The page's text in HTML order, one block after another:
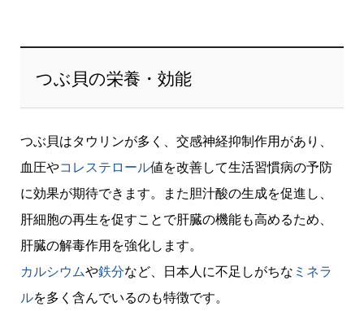
つぶ貝の栄養・効能
つぶ貝はタウリンが多く、交感神経抑制作用があり、
血圧やコレステロール値を改善して生活習慣病の予防
に効果が期待できます。また胆汁酸の生成を促進し、
肝細胞の再生を促すことで肝臓の機能も高めるため、
肝臓の解毒作用を強化します。
カルシウムや鉄分など、日本人に不足しがちな ミネラ
ルを多く含んでいるのも特徴です。